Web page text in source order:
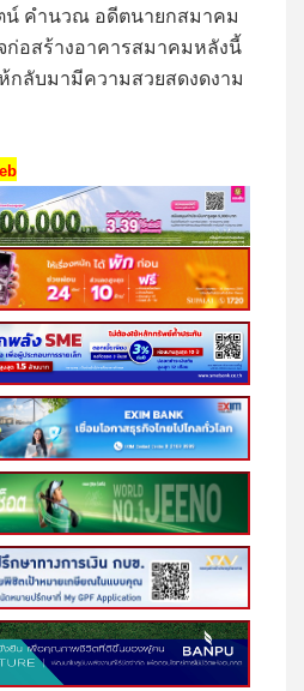
น์ คำนวณ อดีตนายกสมาคม
ก่อสร้างอาคารสมาคมหลังนี้
กลับมามีความสวยสดงดงาม